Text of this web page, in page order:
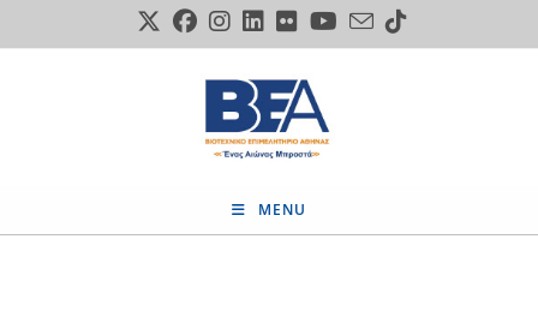
to
MENU